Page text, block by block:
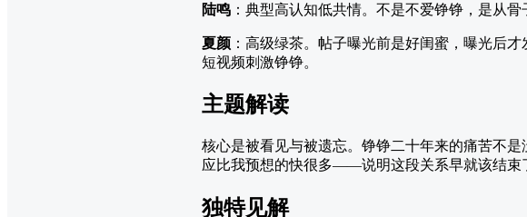
陆鸣 ：典型高认知低共情。不是不爱铮铮，是从
夏颜 ：高级绿茶。帖子曝光前是好闺蜜，曝光后
短视频刺激铮铮。
主题解读
核心是被看见与被遗忘。铮铮二十年来的痛苦不
应比我预想的快很多——说明这段关系早就该结束
独特见解